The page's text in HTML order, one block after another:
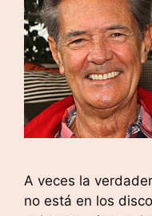
A veces la
no está en los